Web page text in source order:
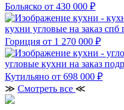
Больяско от 430 000 ₽
кухни угловые на заказ спб
Гориция от 1 270 000 ₽
угловые кухни на заказ
Кутильяно от 698 000 ₽
≫ Смотреть все ≪